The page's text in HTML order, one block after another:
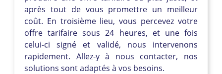
après tout de vous promettre un meilleur
coût. En troisième lieu, vous percevez votre
offre tarifaire sous 24 heures, et une fois
celui-ci signé et validé, nous intervenons
rapidement. Allez-y à nous contacter, nos
solutions sont adaptés à vos besoins.